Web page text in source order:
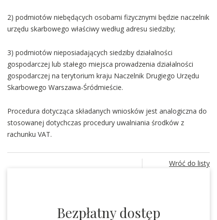
2) podmiotów niebędących osobami fizycznymi będzie naczelnik
urzędu skarbowego właściwy według adresu siedziby;
3) podmiotów nieposiadających siedziby działalności
gospodarczej lub stałego miejsca prowadzenia działalności
gospodarczej na terytorium kraju Naczelnik Drugiego Urzędu
Skarbowego Warszawa-Śródmieście.
Procedura dotycząca składanych wniosków jest analogiczna do
stosowanej dotychczas procedury uwalniania środków z
rachunku VAT.
Wróć do listy
Bezpłatny dostęp